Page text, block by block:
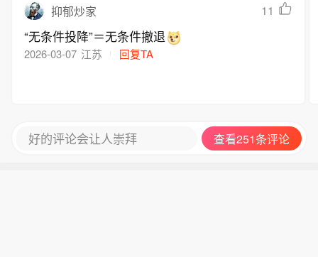
为“赢了”就可收兵了。这次为啥不提“零浓缩铀”
了？
抑郁炒家 11
“无条件投降”＝无条件撤退
2026-03-07 江苏 回复TA
好的评论会让人崇拜 查看251条评论